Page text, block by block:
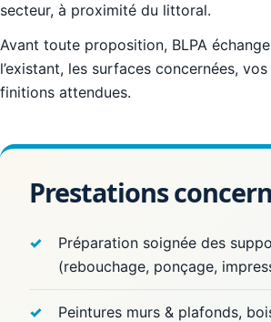
secteur, à proximité du littoral.
Avant toute proposition, BLPA
l’existant, les surfaces concernées,
finitions attendues.
Prestations
Préparation soignée des
(rebouchage, ponçage,
Peintures murs & plafonds,